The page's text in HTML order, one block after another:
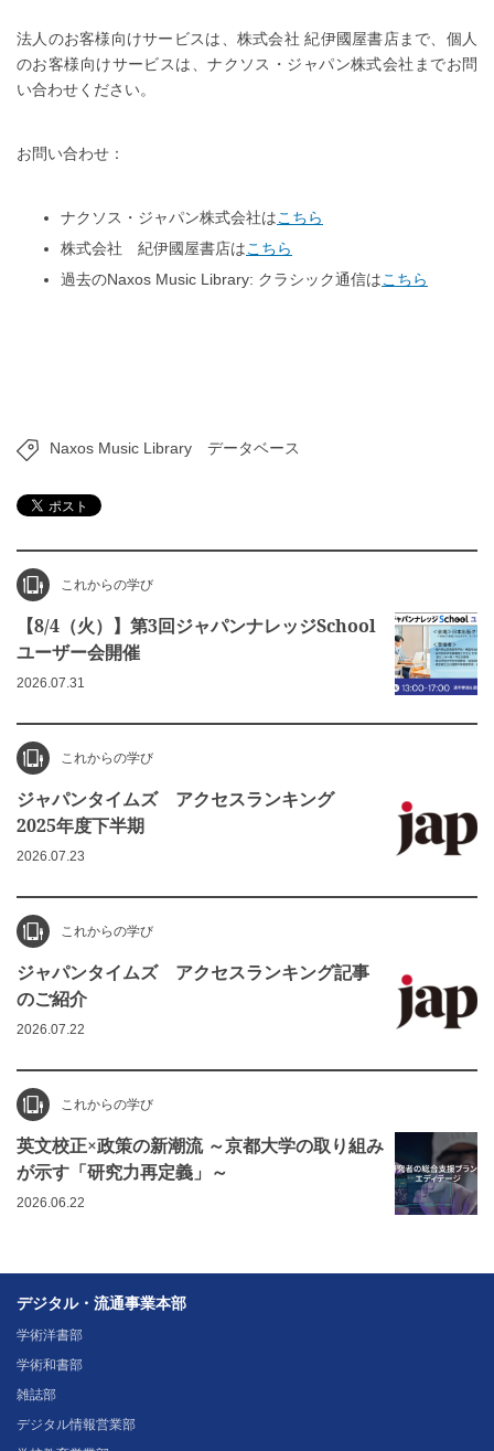
法人のお客様向けサービスは、株式会社 紀伊國屋書店まで、個人
のお客様向けサービスは、ナクソス・ジャパン株式会社までお問
い合わせください。
お問い合わせ：
ナクソス・ジャパン株式会社はこちら
株式会社 紀伊國屋書店はこちら
過去のNaxos Music Library: クラシック通信はこちら
Naxos Music Library データベース
これからの学び
【8/4（火）】第3回ジャパンナレッジSchool
ユーザー会開催
2026.07.31
これからの学び
ジャパンタイムズ アクセスランキング
2025年度下半期
2026.07.23
これからの学び
ジャパンタイムズ アクセスランキング記事
のご紹介
2026.07.22
これからの学び
英文校正×政策の新潮流 ～京都大学の取り組み
が示す「研究力再定義」～
2026.06.22
デジタル・流通事業本部
学術洋書部
学術和書部
雑誌部
デジタル情報営業部